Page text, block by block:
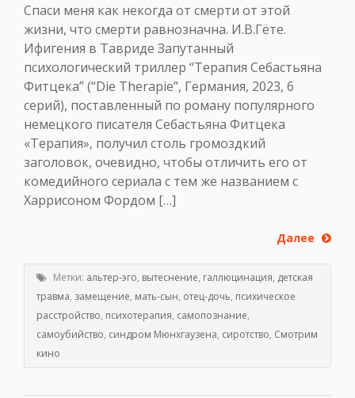
Спаси меня как некогда от смерти от этой
жизни, что смерти равнозначна. И.В.Гёте.
Ифигения в Тавриде Запутанный
психологический триллер “Терапия Себастьяна
Фитцека” (“Die Therapie”, Германия, 2023, 6
серий), поставленный по роману популярного
немецкого писателя Себастьяна Фитцека
«Терапия», получил столь громоздкий
заголовок, очевидно, чтобы отличить его от
комедийного сериала с тем же названием с
Харрисоном Фордом […]
Далее
Метки: альтер-эго, вытеснение, галлюцинация, детская
травма, замещение, мать-сын, отец-дочь, психическое
расстройство, психотерапия, самопознание,
самоубийство, синдром Мюнхгаузена, сиротство, Смотрим
кино